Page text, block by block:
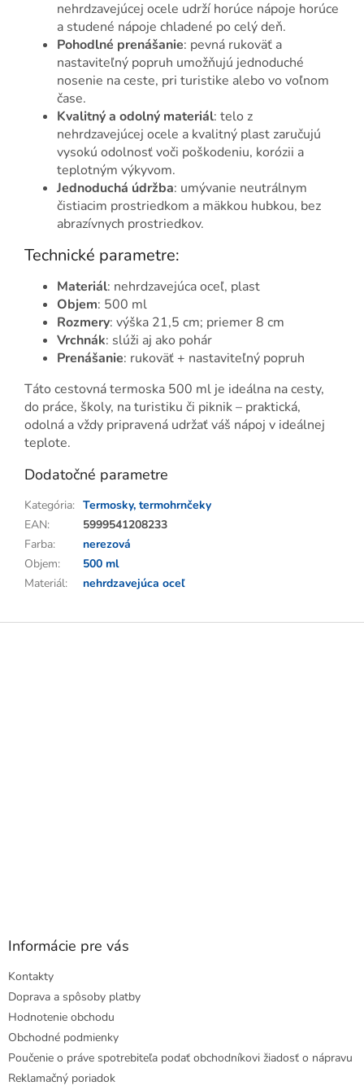
nehrdzavejúcej ocele udrží horúce nápoje horúce
a studené nápoje chladené po celý deň.
Pohodlné prenášanie: pevná rukoväť a
nastaviteľný popruh umožňujú jednoduché
nosenie na ceste, pri turistike alebo vo voľnom
čase.
Kvalitný a odolný materiál: telo z
nehrdzavejúcej ocele a kvalitný plast zaručujú
vysokú odolnosť voči poškodeniu, korózii a
teplotným výkyvom.
Jednoduchá údržba: umývanie neutrálnym
čistiacim prostriedkom a mäkkou hubkou, bez
abrazívnych prostriedkov.
Technické parametre:
Materiál: nehrdzavejúca oceľ, plast
Objem: 500 ml
Rozmery: výška 21,5 cm; priemer 8 cm
Vrchnák: slúži aj ako pohár
Prenášanie: rukoväť + nastaviteľný popruh
Táto cestovná termoska 500 ml je ideálna na cesty,
do práce, školy, na turistiku či piknik – praktická,
odolná a vždy pripravená udržať váš nápoj v ideálnej
teplote.
Dodatočné parametre
Kategória: Termosky, termohrnčeky
EAN:
5999541208233
Farba:
nerezová
Objem:
500 ml
Materiál: nehrdzavejúca oceľ
Z
Informácie pre vás
Kontakty
Doprava a spôsoby platby
Hodnotenie obchodu
Obchodné podmienky
Poučenie o práve spotrebiteľa podať obchodníkovi žiadosť o nápravu
Reklamačný poriadok